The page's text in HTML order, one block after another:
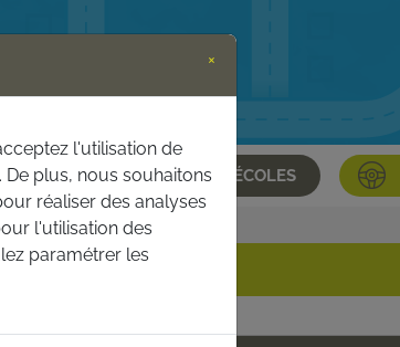
ESPACE AUTO-ÉCOLES
×
l'utilisation de
plus, nous souhaitons
réaliser des analyses
l'utilisation des
paramétrer les